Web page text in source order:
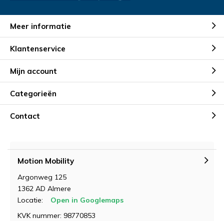
Meer informatie
Klantenservice
Mijn account
Categorieën
Contact
Motion Mobility
Argonweg 125
1362 AD Almere
Locatie:
Open in Googlemaps
KVK nummer: 98770853
Demonstratie aanvragen
Demonstratie aanvragen